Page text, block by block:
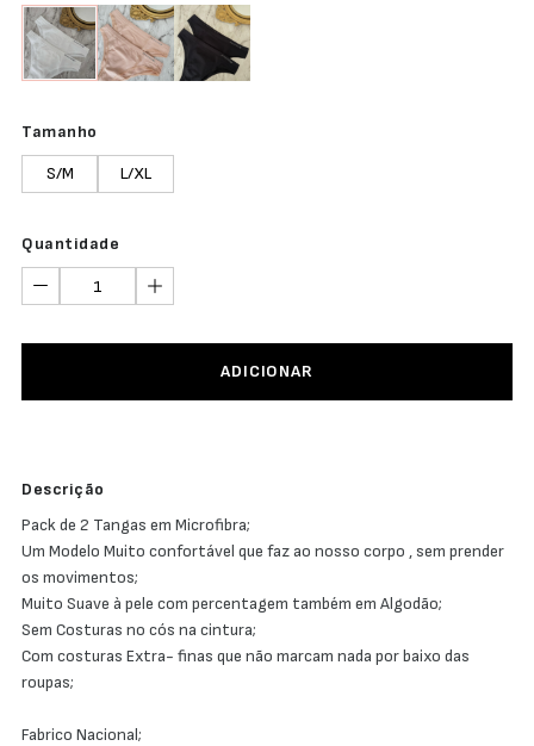
Tamanho
S/M L/XL
Quantidade
ADICIONAR
Descrição
Pack de 2 Tangas em Microfibra;
Um Modelo Muito confortável que faz ao nosso corpo , sem prender
os movimentos;
Muito Suave à pele com percentagem também em Algodão;
Sem Costuras no cós na cintura;
Com costuras Extra- finas que não marcam nada por baixo das
roupas;
Fabrico Nacional;